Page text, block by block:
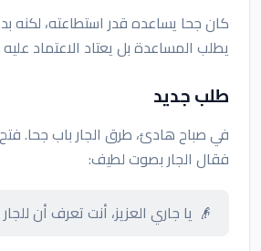
كان جحا يساعده قدر استطاعته، لكنه
يطلب المساعدة بل يعتاد الاعتماد
طلب جديد
في صباح هادئ، طرق الجار باب جحا.
فقال الجار بصوت لطيف:
👴 يا جاري العزيز، أنت تعرف أن